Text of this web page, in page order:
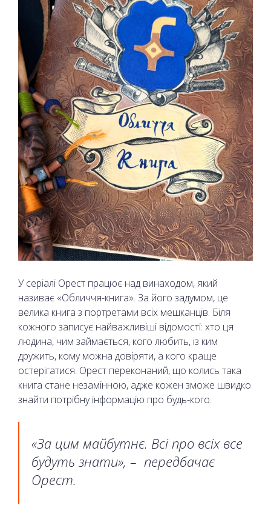
У серіалі Орест працює над винаходом, який
називає «Обличчя-книга». За його задумом, це
велика книга з портретами всіх мешканців. Біля
кожного записує найважливіші відомості: хто ця
людина, чим займається, кого любить, із ким
дружить, кому можна довіряти, а кого краще
остерігатися. Орест переконаний, що колись така
книга стане незамінною, адже кожен зможе швидко
знайти потрібну інформацію про будь-кого.
«За цим майбутнє. Всі про всіх все
будуть знати», – передбачає
Орест.